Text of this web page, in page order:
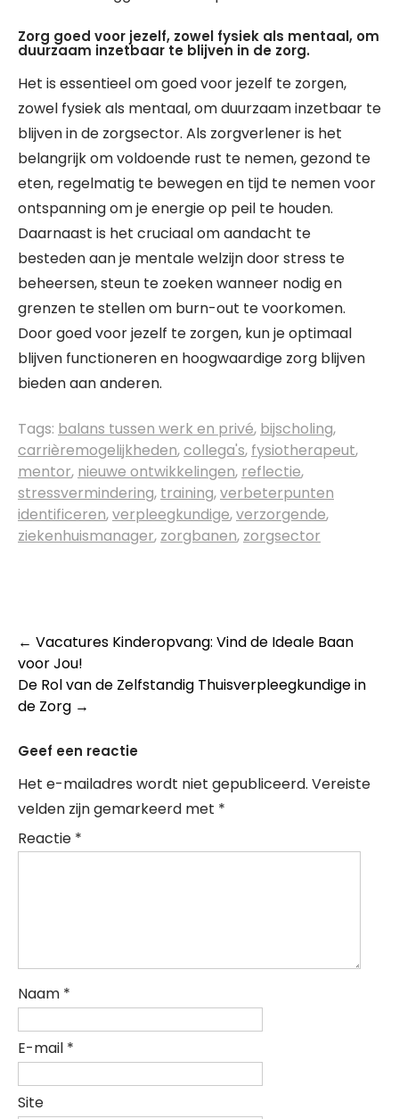
Zorg goed voor jezelf, zowel fysiek als mentaal, om
duurzaam inzetbaar te blijven in de zorg.
Het is essentieel om goed voor jezelf te zorgen,
zowel fysiek als mentaal, om duurzaam inzetbaar te
blijven in de zorgsector. Als zorgverlener is het
belangrijk om voldoende rust te nemen, gezond te
eten, regelmatig te bewegen en tijd te nemen voor
ontspanning om je energie op peil te houden.
Daarnaast is het cruciaal om aandacht te
besteden aan je mentale welzijn door stress te
beheersen, steun te zoeken wanneer nodig en
grenzen te stellen om burn-out te voorkomen.
Door goed voor jezelf te zorgen, kun je optimaal
blijven functioneren en hoogwaardige zorg blijven
bieden aan anderen.
Tags: balans tussen werk en privé, bijscholing,
carrièremogelijkheden,collega's, fysiotherapeut,
mentor, nieuwe ontwikkelingen, reflectie,
stressvermindering, training,verbeterpunten
identificeren,verpleegkundige,verzorgende,
ziekenhuismanager, zorgbanen, zorgsector
Post
navigation
← Vacatures Kinderopvang: Vind de Ideale Baan
voor Jou!
De Rol van de Zelfstandig Thuisverpleegkundige in
de Zorg →
Geef een reactie
Het e-mailadres wordt niet gepubliceerd. Vereiste
velden zijn gemarkeerd met *
Reactie *
Naam *
E-mail *
Site